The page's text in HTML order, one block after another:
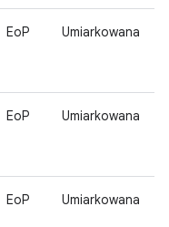
EoP Umiarkowana
EoP Umiarkowana
EoP Umiarkowana